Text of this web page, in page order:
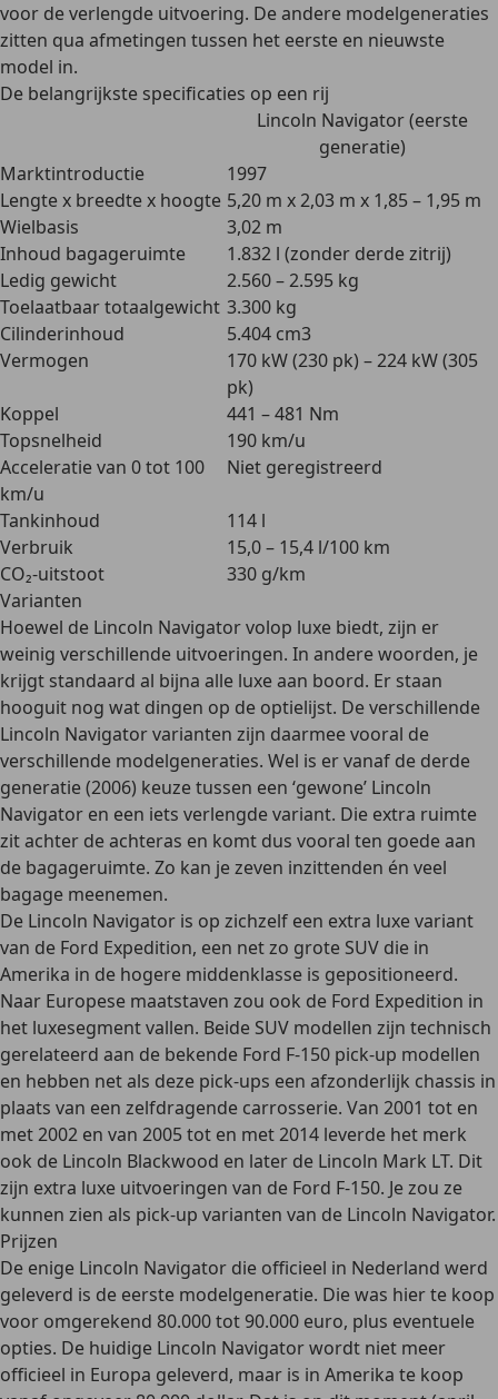
voor de verlengde uitvoering. De andere modelgeneraties
zitten qua afmetingen tussen het eerste en nieuwste
model in.
De belangrijkste specificaties op een rij
Lincoln Navigator (eerste
generatie)
Marktintroductie
1997
Lengte x breedte x hoogte 5,20 m x 2,03 m x 1,85 – 1,95 m
Wielbasis
3,02 m
Inhoud bagageruimte
1.832 l (zonder derde zitrij)
Ledig gewicht
2.560 – 2.595 kg
Toelaatbaar totaalgewicht 3.300 kg
Cilinderinhoud
5.404 cm3
Vermogen
170 kW (230 pk) – 224 kW (305
pk)
Koppel
441 – 481 Nm
Topsnelheid
190 km/u
Acceleratie van 0 tot 100
km/u
Niet geregistreerd
Tankinhoud
114 l
Verbruik
15,0 – 15,4 l/100 km
CO₂-uitstoot
330 g/km
Varianten
Hoewel de Lincoln Navigator volop luxe biedt, zijn er
weinig verschillende uitvoeringen. In andere woorden, je
krijgt standaard al bijna alle luxe aan boord. Er staan
hooguit nog wat dingen op de optielijst. De verschillende
Lincoln Navigator varianten zijn daarmee vooral de
verschillende modelgeneraties. Wel is er vanaf de derde
generatie (2006) keuze tussen een ‘gewone’ Lincoln
Navigator en een iets verlengde variant. Die extra ruimte
zit achter de achteras en komt dus vooral ten goede aan
de bagageruimte. Zo kan je zeven inzittenden én veel
bagage meenemen.
De Lincoln Navigator is op zichzelf een extra luxe variant
van de Ford Expedition, een net zo grote SUV die in
Amerika in de hogere middenklasse is gepositioneerd.
Naar Europese maatstaven zou ook de Ford Expedition in
het luxesegment vallen. Beide SUV modellen zijn technisch
gerelateerd aan de bekende Ford F-150 pick-up modellen
en hebben net als deze pick-ups een afzonderlijk chassis in
plaats van een zelfdragende carrosserie. Van 2001 tot en
met 2002 en van 2005 tot en met 2014 leverde het merk
ook de Lincoln Blackwood en later de Lincoln Mark LT. Dit
zijn extra luxe uitvoeringen van de Ford F-150. Je zou ze
kunnen zien als pick-up varianten van de Lincoln Navigator.
Prijzen
De enige Lincoln Navigator die officieel in Nederland werd
geleverd is de eerste modelgeneratie. Die was hier te koop
voor omgerekend 80.000 tot 90.000 euro, plus eventuele
opties. De huidige Lincoln Navigator wordt niet meer
officieel in Europa geleverd, maar is in Amerika te koop